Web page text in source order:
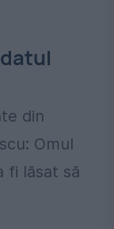
din
Omul
fi lăsat să